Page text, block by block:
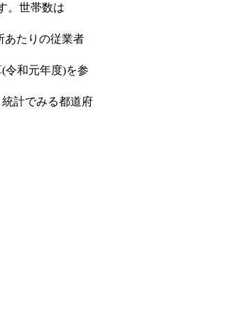
。世帯数は
あたりの従業者
令和元年度)を参
計でみる都道府